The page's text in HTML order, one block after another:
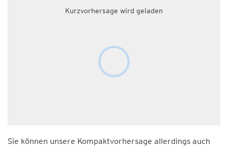
Kurzvorhersage wird geladen
Sie können unsere Kompaktvorhersage allerdings auch